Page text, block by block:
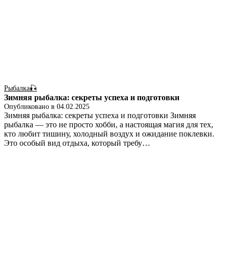
Рыбалка🎣
Зимняя рыбалка: секреты успеха и подготовки
Опубликовано в 04.02.2025
Зимняя рыбалка: секреты успеха и подготовки Зимняя
рыбалка — это не просто хобби, а настоящая магия для тех,
кто любит тишину, холодный воздух и ожидание поклевки.
Это особый вид отдыха, который требу…